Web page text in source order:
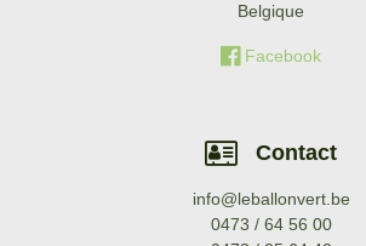
Belgique
Facebook
Contact
info@leballonvert.be
0473 / 64 56 00